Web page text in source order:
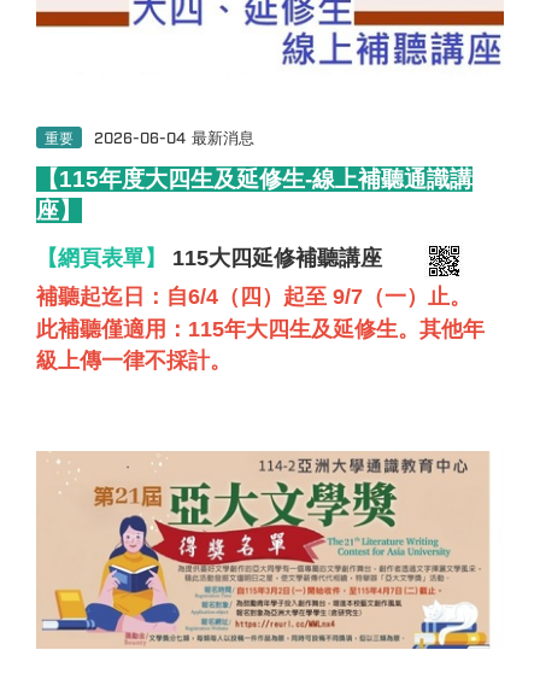
重要 2026-06-04 最新消息
【115年度大四生及延修生-線上補聽通識講
座】
【網頁表單】
115大四延修補聽講座
補聽起迄日：自6/4（四）起至 9/7（一）止。
此補聽僅適用：115年大四生及延修生。其他年
級上傳一律不採計。